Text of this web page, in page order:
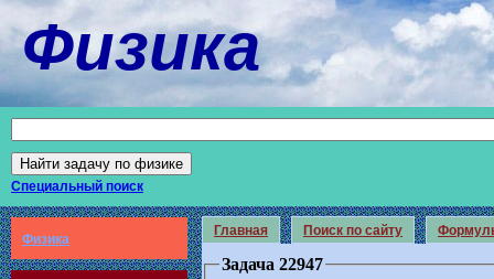
Физика
Специальный поиск
Физика
Главная Поиск по сайту
Задача 22947